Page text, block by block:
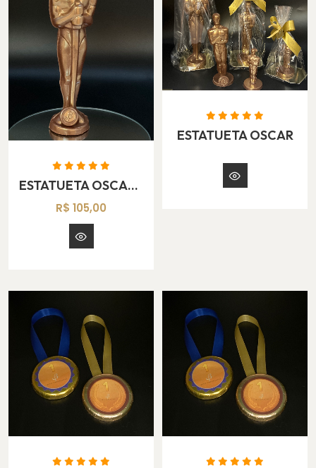
ESTATUETA OSCAR GRANDE
R$ 105,00
ESTATUETA OSCAR